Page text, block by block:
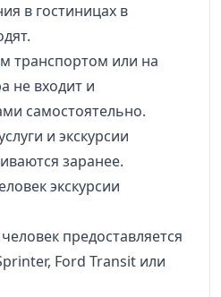
в гостиницах в
транспортом или на
не входит и
самостоятельно.
и экскурсии
заранее.
экскурсии
предоставляется
Ford Transit или